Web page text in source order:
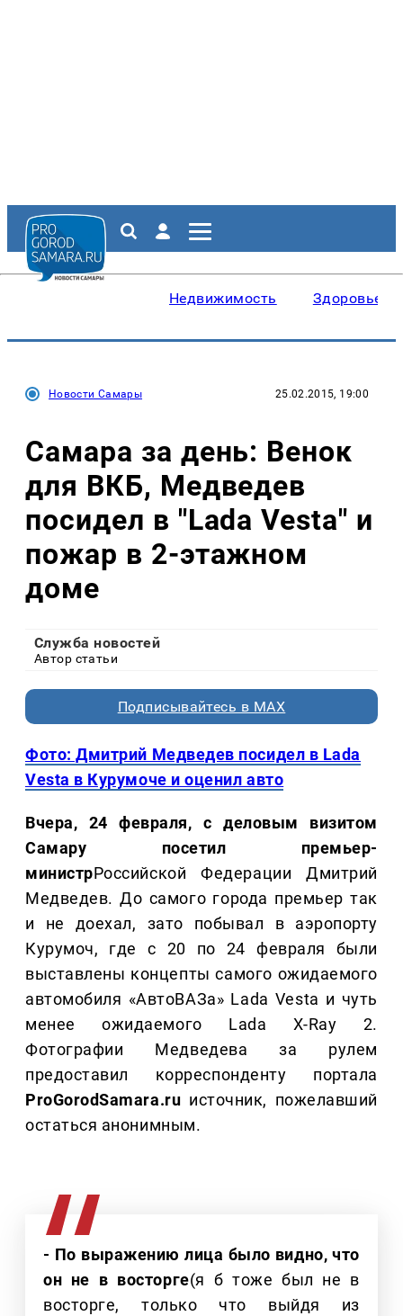
Недвижимость Здоровье
Новости Самары 25.02.2015, 19:00
Самара за день: Венок
для ВКБ, Медведев
посидел в "Lada Vesta" и
пожар в 2-этажном
доме
Служба новостей
Автор статьи
Подписывайтесь в MAX
Фото: Дмитрий Медведев посидел в Lada
Vesta в Курумоче и оценил авто
Вчера, 24 февраля, с деловым визитом
Самару посетил премьер-
министрРоссийской Федерации Дмитрий
Медведев. До самого города премьер так
и не доехал, зато побывал в аэропорту
Курумоч, где с 20 по 24 февраля были
выставлены концепты самого ожидаемого
автомобиля «АвтоВАЗа» Lada Vesta и чуть
менее ожидаемого Lada X-Ray 2.
Фотографии Медведева за рулем
предоставил корреспонденту портала
ProGorodSamara.ru источник, пожелавший
остаться анонимным.
- По выражению лица было видно, что
он не в восторге(я б тоже был не в
восторге, только что выйдя из